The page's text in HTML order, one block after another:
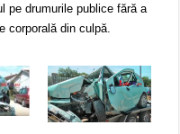
pe drumurile publice fără a
corporală din culpă.